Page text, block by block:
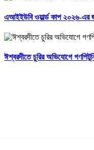
এআইইউবি ওয়ার্ল্ড কাপ ২০২৬-এর
ঈশ্বরদীতে চুরির অভিযোগে